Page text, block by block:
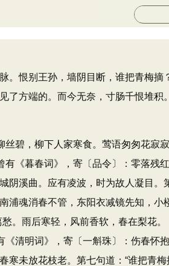
恨别王孙，墙阴目断，谁把青梅摘
方端的。而今无奈，寸肠千恨堆
碧，柳下人家寒食。莺语匆匆花寂
《暮春词》​，寄〔品令〕：零落残
溪曲。应有凌波，时为故人凝目。
魂消春不管，东阳衣减镜先知，小
。雨后寒轻，风前香软，春在梨
清明词》​，寄〔一斛珠〕：伤春怀
未放花枝老。第七句道：​“谁把青梅